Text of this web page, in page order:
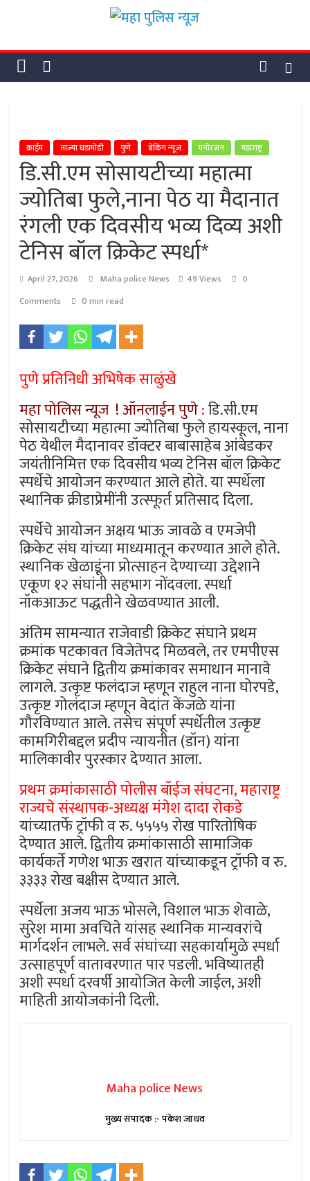
content
महा
पुलिस
महा
पुलिस
न्यूज
क्राईम ताज्या घडामोडी पुणे ब्रेकिंग न्यूज मनोरंजन महाराष्ट्र
डि.सी.एम सोसायटीच्या महात्मा
ज्योतिबा फुले,नाना पेठ या मैदानात
रंगली एक दिवसीय भव्य दिव्य अशी
टेनिस बॉल क्रिकेट स्पर्धा*
April 27, 2026 Maha police News 49 Views
0
Comments
0 min read
पुणे प्रतिनिधी अभिषेक साळुंखे
महा पोलिस न्यूज ! ऑनलाईन पुणे:डि.सी.एम
सोसायटीच्या महात्मा ज्योतिबा फुले हायस्कूल, नाना
पेठ येथील मैदानावर डॉक्टर बाबासाहेब आंबेडकर
जयंतीनिमित्त एक दिवसीय भव्य टेनिस बॉल क्रिकेट
स्पर्धेचे आयोजन करण्यात आले होते. या स्पर्धेला
स्थानिक क्रीडाप्रेमींनी उत्स्फूर्त प्रतिसाद दिला.
स्पर्धेचे आयोजन अक्षय भाऊ जावळे व एमजेपी
क्रिकेट संघ यांच्या माध्यमातून करण्यात आले होते.
स्थानिक खेळाडूंना प्रोत्साहन देण्याच्या उद्देशाने
एकूण १२ संघांनी सहभाग नोंदवला. स्पर्धा
नॉकआऊट पद्धतीने खेळवण्यात आली.
अंतिम सामन्यात राजेवाडी क्रिकेट संघाने प्रथम
क्रमांक पटकावत विजेतेपद मिळवले, तर एमपीएस
क्रिकेट संघाने द्वितीय क्रमांकावर समाधान मानावे
लागले. उत्कृष्ट फलंदाज म्हणून राहुल नाना घोरपडे,
उत्कृष्ट गोलंदाज म्हणून वेदांत केंजळे यांना
गौरविण्यात आले. तसेच संपूर्ण स्पर्धेतील उत्कृष्ट
कामगिरीबद्दल प्रदीप न्यायनीत (डॉन) यांना
मालिकावीर पुरस्कार देण्यात आला.
प्रथम क्रमांकासाठी पोलीस बॉईज संघटना, महाराष्ट्र
राज्यचे संस्थापक-अध्यक्ष मंगेश दादा रोकडे
यांच्यातर्फे ट्रॉफी व रु. ५५५५ रोख पारितोषिक
देण्यात आले. द्वितीय क्रमांकासाठी सामाजिक
कार्यकर्ते गणेश भाऊ खरात यांच्याकडून ट्रॉफी व रु.
३३३३ रोख बक्षीस देण्यात आले.
स्पर्धेला अजय भाऊ भोसले, विशाल भाऊ शेवाळे,
सुरेश मामा अवचिते यांसह स्थानिक मान्यवरांचे
मार्गदर्शन लाभले. सर्व संघांच्या सहकार्यामुळे स्पर्धा
उत्साहपूर्ण वातावरणात पार पडली. भविष्यातही
अशी स्पर्धा दरवर्षी आयोजित केली जाईल, अशी
माहिती आयोजकांनी दिली.
Maha police News
मुख्य संपादक :- पंकेश जाधव